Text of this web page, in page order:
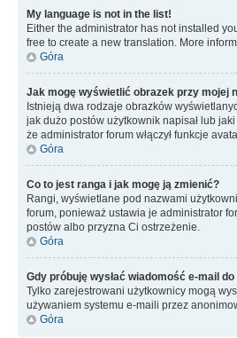
My language is not in the list!
Either the administrator has not installed
free to create a new translation. More
Góra
Jak mogę wyświetlić obrazek przy mojej
Istnieją dwa rodzaje obrazków
jak dużo postów użytkownik napisał lub
że administrator forum włączył funkcje
Góra
Co to jest ranga i jak mogę ją zmienić?
Rangi, wyświetlane pod nazwami
forum, ponieważ ustawia je administrator
postów albo przyzna Ci ostrzeżenie.
Góra
Gdy próbuję wysłać wiadomość e-mail
Tylko zarejestrowani użytkownicy mogą
używaniem systemu e-maili przez
Góra